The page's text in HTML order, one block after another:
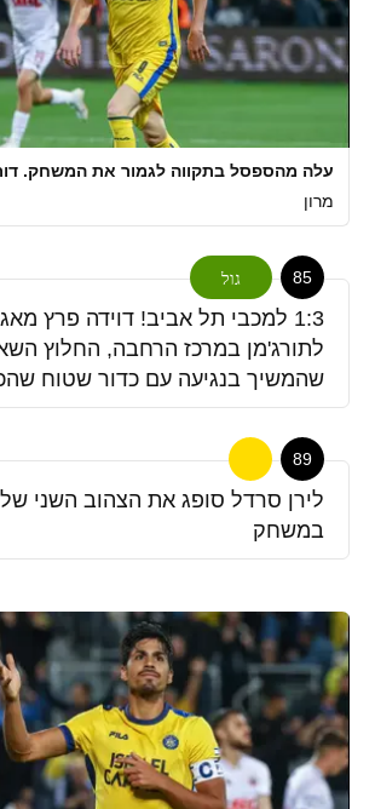
עלה מהספסל בתקווה לגמור את המשחק.
מרון
85 גול
1:3 למכבי תל אביב! דוידה פרץ
לתורג'מן במרכז הרחבה, החלוץ
שהמשיך בנגיעה עם כדור שטוח
89
לירן סרדל סופג את הצהוב השני
במשחק